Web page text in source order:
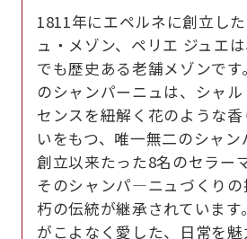
1811年にエペルネに創立し
ュ・メゾン、ペリエ ジュエ
でも歴史ある老舗メゾンです
のシャンパーニュは、シャ
センスを紐解く花のような
いをもつ、唯一無二のシャン
創立以来たった8名のセラー
そのシャンパ―ニュづくりの
朽の伝統が継承されていま
がこよなく愛した、日常を